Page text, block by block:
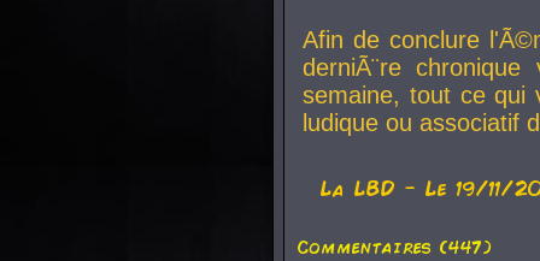
Afin de conclure
derniÃ¨re
semaine, tout ce qui
ludique ou associatif
La LBD - Le 19/11/
Commentaires (447)